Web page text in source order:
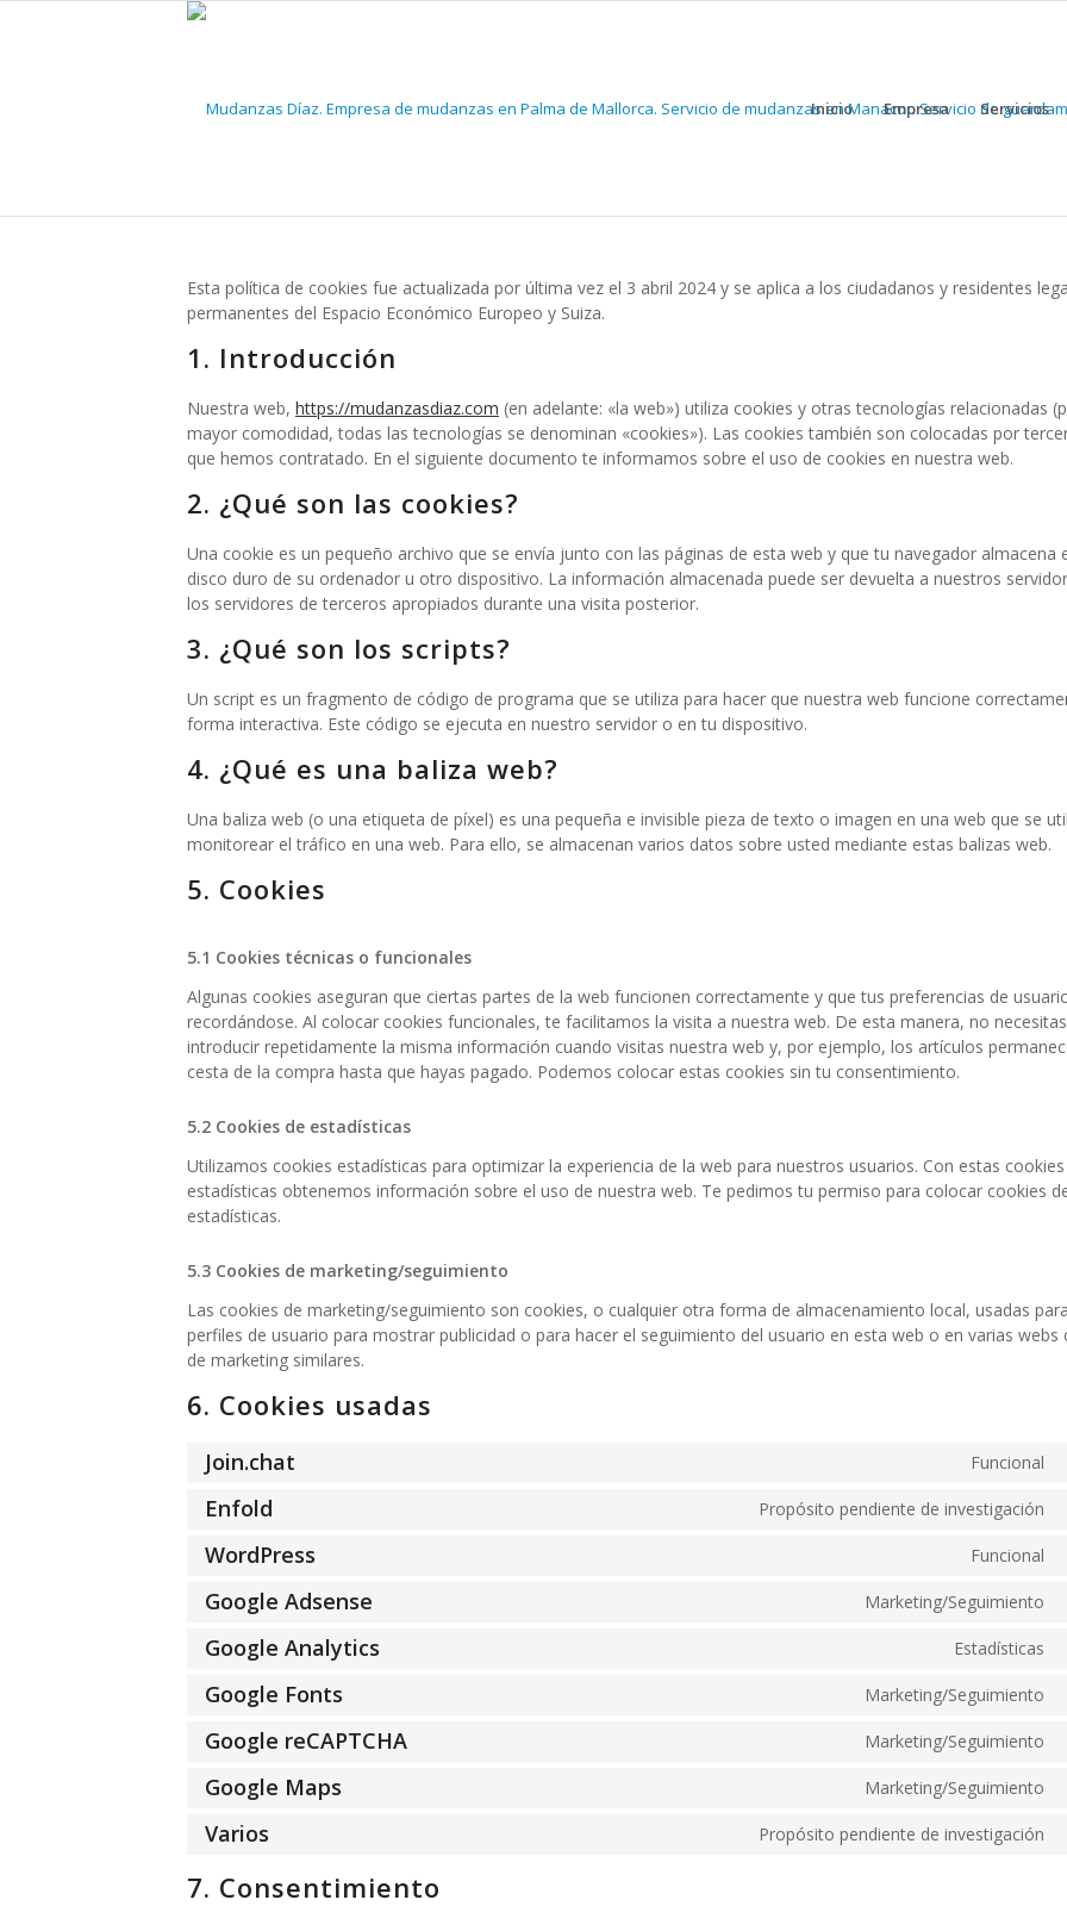
Inicio Empresa Servicios
Esta política de cookies fue actualizada por última vez el 3 abril 2024 y se aplica a los ciudadanos y residentes
permanentes del Espacio Económico Europeo y Suiza.
1. Introducción
Nuestra web, https://mudanzasdiaz.com (en adelante: «la web») utiliza cookies y otras tecnologías relacionadas
mayor comodidad, todas las tecnologías se denominan «cookies»). Las cookies también son colocadas por
que hemos contratado. En el siguiente documento te informamos sobre el uso de cookies en nuestra web.
2. ¿Qué son las cookies?
Una cookie es un pequeño archivo que se envía junto con las páginas de esta web y que tu navegador almacena
disco duro de su ordenador u otro dispositivo. La información almacenada puede ser devuelta a nuestros
los servidores de terceros apropiados durante una visita posterior.
3. ¿Qué son los scripts?
Un script es un fragmento de código de programa que se utiliza para hacer que nuestra web funcione
forma interactiva. Este código se ejecuta en nuestro servidor o en tu dispositivo.
4. ¿Qué es una baliza web?
Una baliza web (o una etiqueta de píxel) es una pequeña e invisible pieza de texto o imagen en una web que se
monitorear el tráfico en una web. Para ello, se almacenan varios datos sobre usted mediante estas balizas web.
5. Cookies
5.1 Cookies técnicas o funcionales
Algunas cookies aseguran que ciertas partes de la web funcionen correctamente y que tus preferencias de
recordándose. Al colocar cookies funcionales, te facilitamos la visita a nuestra web. De esta manera, no necesitas
introducir repetidamente la misma información cuando visitas nuestra web y, por ejemplo, los artículos
cesta de la compra hasta que hayas pagado. Podemos colocar estas cookies sin tu consentimiento.
5.2 Cookies de estadísticas
Utilizamos cookies estadísticas para optimizar la experiencia de la web para nuestros usuarios. Con estas cookies
estadísticas obtenemos información sobre el uso de nuestra web. Te pedimos tu permiso para colocar cookies
estadísticas.
5.3 Cookies de marketing/seguimiento
Las cookies de marketing/seguimiento son cookies, o cualquier otra forma de almacenamiento local, usadas
perfiles de usuario para mostrar publicidad o para hacer el seguimiento del usuario en esta web o en varias webs
de marketing similares.
6. Cookies usadas
Join.chat Funcional
Enfold Propósito pendiente de investigación
WordPress Funcional
Google Adsense Marketing/Seguimiento
Google Analytics Estadísticas
Google Fonts Marketing/Seguimiento
Google reCAPTCHA Marketing/Seguimiento
Google Maps Marketing/Seguimiento
Varios Propósito pendiente de investigación
7. Consentimiento